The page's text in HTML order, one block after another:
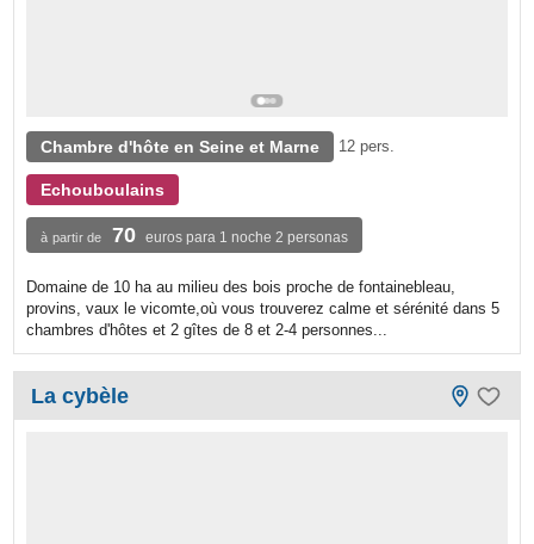
Chambre d'hôte en Seine et Marne 12 pers.
Echouboulains
à partir de 70 euros para 1 noche 2 personas
Domaine de 10 ha au milieu des bois proche de fontainebleau,
provins, vaux le vicomte,où vous trouverez calme et sérénité dans 5
chambres d'hôtes et 2 gîtes de 8 et 2-4 personnes...
La cybèle